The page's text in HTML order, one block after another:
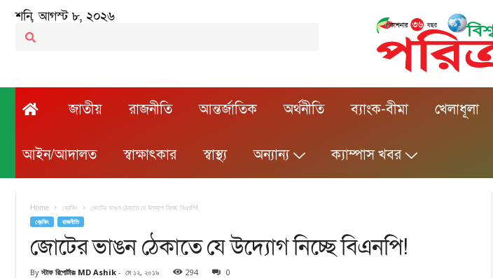
শনি, আগস্ট ৮, ২০২৬
জাতীয় রাজনীতি আন্তর্জাতিক অর্থনীতি ব্যাংক-বীমা খেলাধূলা
আইন/আদালত স্বাক্ষাৎকার স্বাস্থ্য অন্যান্য ক্যাম্পাস খবর
Home ব্রেকিং জোটের ভাঙন ঠেকাতে যে উদ্যোগ নিচ্ছে বিএনপি!
ব্রেকিং রাজনীতি
জোটের ভাঙন ঠেকাতে যে উদ্যোগ নিচ্ছে বিএনপি!
By স্টাফ রিপোর্টারঃ MD Ashik - মে ১২, ২০১৯ 294 0